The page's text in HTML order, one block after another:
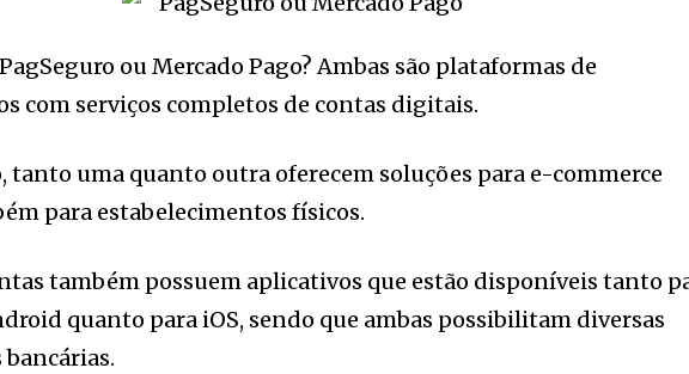
ou Mercado Pago? Ambas são plataformas de
com serviços completos de contas digitais.
tanto uma quanto outra oferecem soluções para e-commerce
para estabelecimentos físicos.
também possuem aplicativos que estão disponíveis tanto
quanto para iOS, sendo que ambas possibilitam diversas